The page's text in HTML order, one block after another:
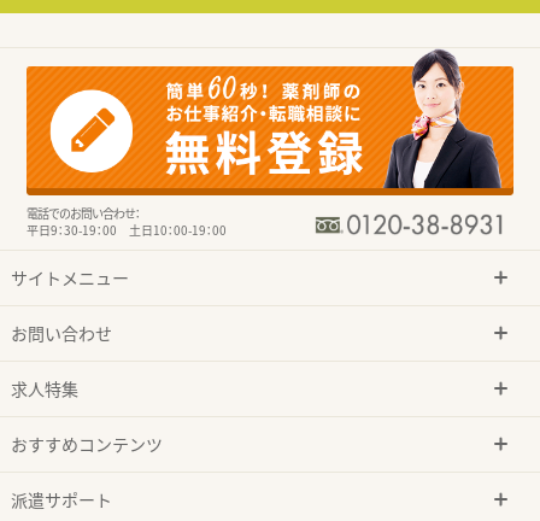
電話でのお問い合わせ：
平日9：30-19：00 土日10：00-19：00
サイトメニュー
お問い合わせ
求人特集
おすすめコンテンツ
派遣サポート